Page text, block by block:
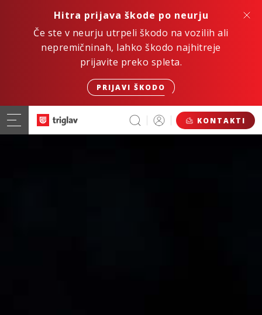
Hitra prijava škode po neurju
Če ste v neurju utrpeli škodo na vozilih ali
nepremičninah, lahko škodo najhitreje
prijavite preko spleta.
PRIJAVI ŠKODO
KONTAKTI